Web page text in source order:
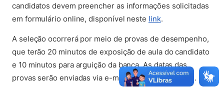
candidatos devem preencher as informações solicitadas
em formulário online, disponível neste link(abre em nova
.
A seleção ocorrerá por meio de provas de desempenho,
que terão 20 minutos de exposição de aula do candidato
e 10 minutos para arguição da banca. As datas das
provas serão enviadas via e-mail para os candidatos.